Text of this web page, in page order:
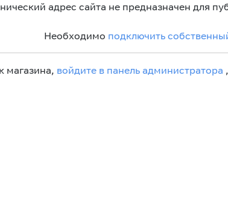
адрес сайта не предназначен для
Необходимо подключить
магазина, войдите в панель администратора